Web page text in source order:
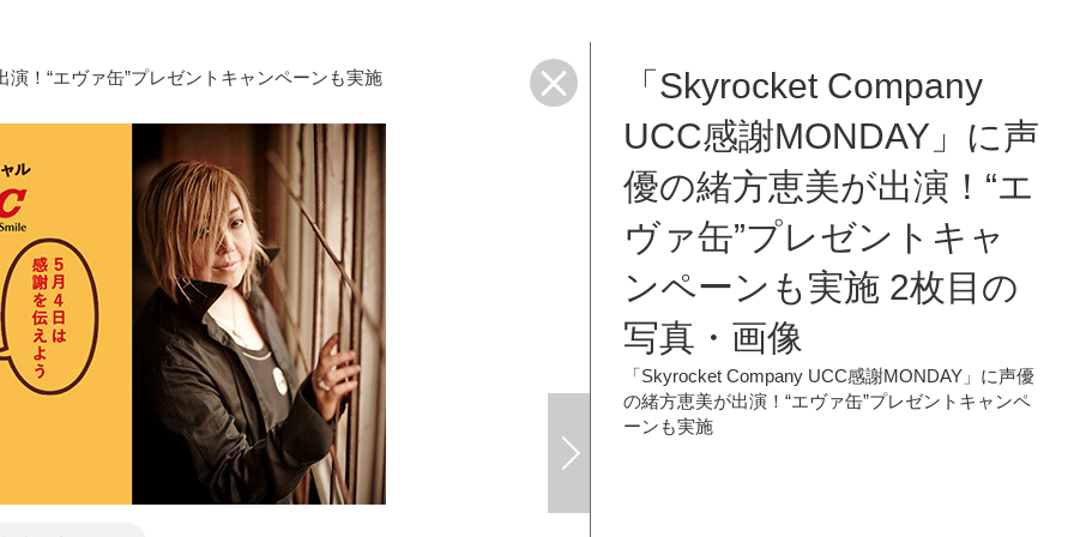
！“エヴァ缶”プレゼントキャンペーンも実施
「Skyrocket Company
UCC感謝MONDAY」に声
優の緒方恵美が出演！“エ
ヴァ缶”プレゼントキャ
ンペーンも実施 2枚目の
写真・画像
「Skyrocket Company UCC感謝MONDAY」に声優
の緒方恵美が出演！“エヴァ缶”プレゼントキャンペ
ーンも実施